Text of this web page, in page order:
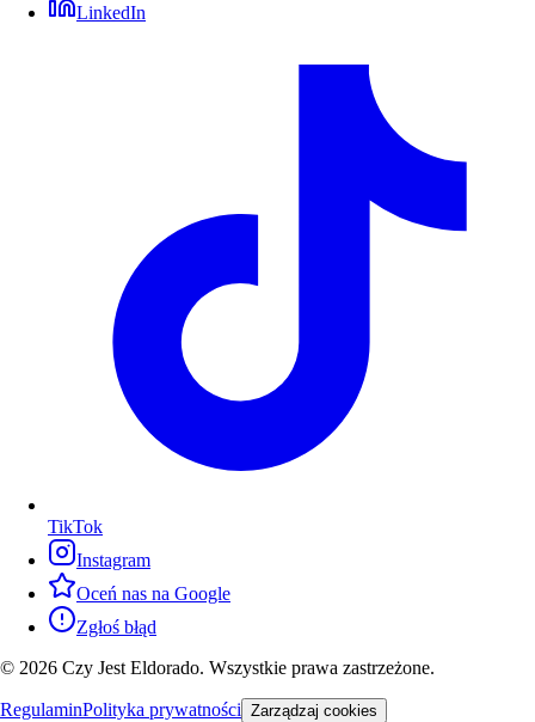
LinkedIn
TikTok
Instagram
Oceń nas na Google
Zgłoś błąd
© 2026 Czy Jest Eldorado. Wszystkie prawa zastrzeżone.
RegulaminPolityka prywatności Zarządzaj cookies